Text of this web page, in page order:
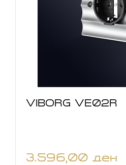
VIBORG VE02R
3.596,00 ден